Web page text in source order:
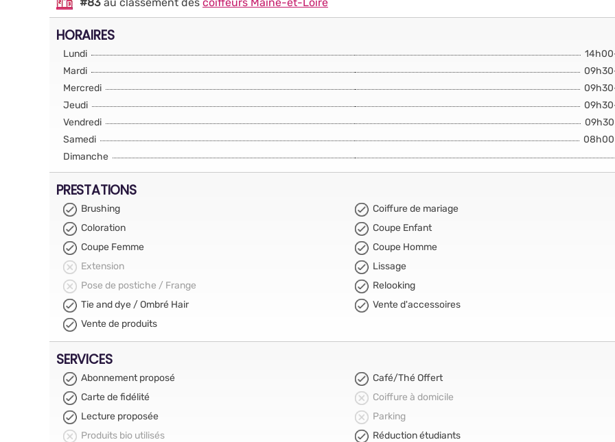
HORAIRES
Lundi
Mardi
Mercredi
Jeudi
Vendredi
Samedi
Dimanche
PRESTATIONS
Brushing
Coiffure de mariage
Coloration
Coupe Enfant
Coupe Femme
Coupe Homme
Extension
Lissage
Pose de postiche / Frange
Relooking
Tie and dye / Ombré Hair
Vente d'accessoires
Vente de produits
SERVICES
Abonnement proposé
Café/Thé Offert
Carte de fidélité
Coiffure à domicile
Lecture proposée
Parking
Produits bio utilisés
Réduction étudiants